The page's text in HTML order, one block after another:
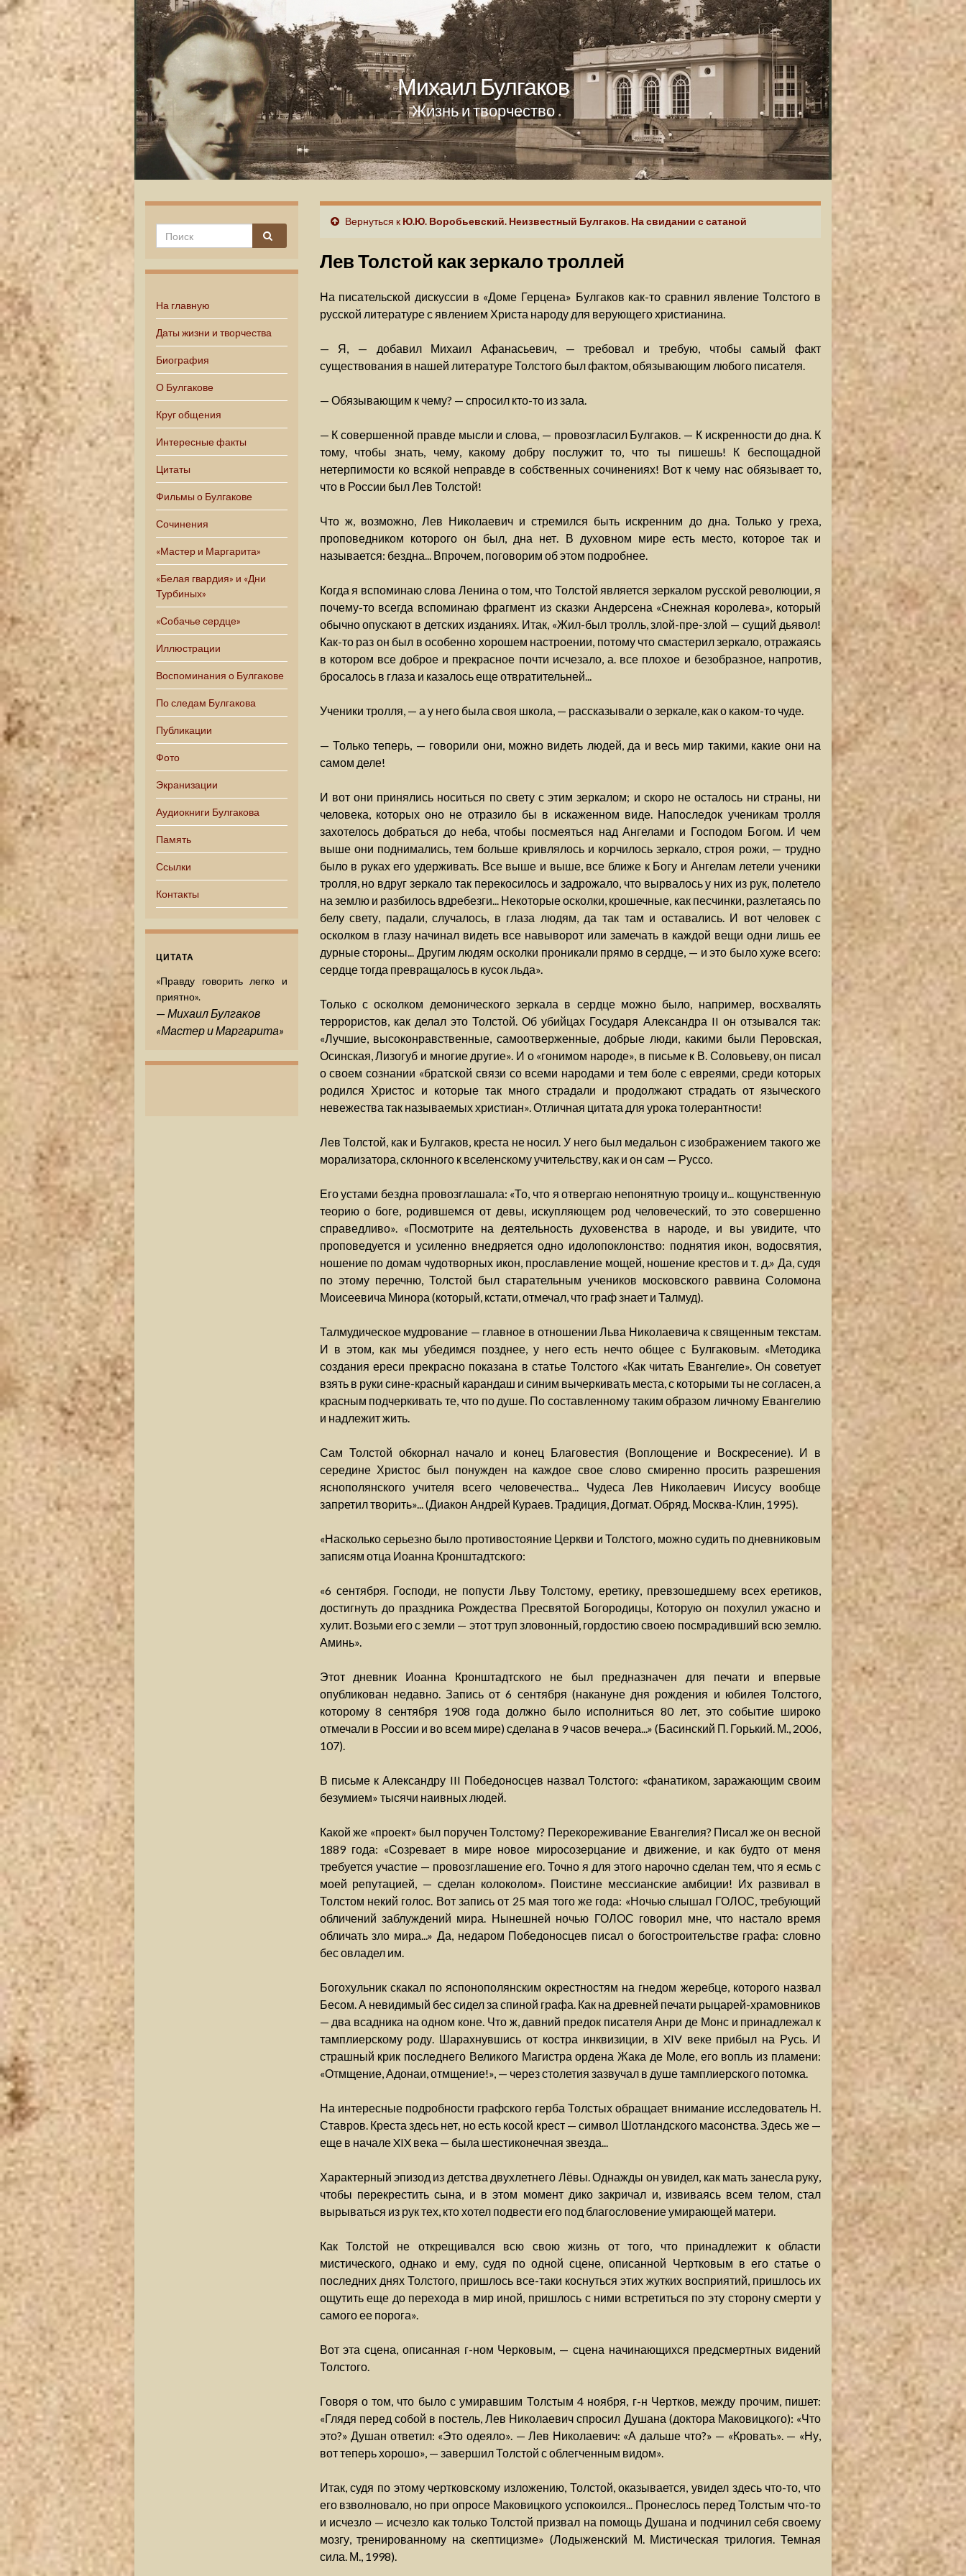
Михаил Булгаков
Жизнь и творчество
На главную
Даты жизни и творчества
Биография
О Булгакове
Круг общения
Интересные факты
Цитаты
Фильмы о Булгакове
Сочинения
«Мастер и Маргарита»
«Белая гвардия» и «Дни
Турбиных»
«Собачье сердце»
Иллюстрации
Воспоминания о Булгакове
По следам Булгакова
Публикации
Фото
Экранизации
Аудиокниги Булгакова
Память
Ссылки
Контакты
ЦИТАТА
«Правду говорить легко и
приятно».
— Михаил Булгаков
«Мастер и Маргарита»
Вернуться к Ю.Ю. Воробьевский. Неизвестный Булгаков. На свидании с сатаной
Лев Толстой как зеркало троллей
На писательской дискуссии в «Доме Герцена» Булгаков как-то сравнил явление Толстого в
русской литературе с явлением Христа народу для верующего христианина.
— Я, — добавил Михаил Афанасьевич, — требовал и требую, чтобы самый факт
существования в нашей литературе Толстого был фактом, обязывающим любого писателя.
— Обязывающим к чему? — спросил кто-то из зала.
— К совершенной правде мысли и слова, — провозгласил Булгаков. — К искренности до дна. К
тому, чтобы знать, чему, какому добру послужит то, что ты пишешь! К беспощадной
нетерпимости ко всякой неправде в собственных сочинениях! Вот к чему нас обязывает то,
что в России был Лев Толстой!
Что ж, возможно, Лев Николаевич и стремился быть искренним до дна. Только у греха,
проповедником которого он был, дна нет. В духовном мире есть место, которое так и
называется: бездна... Впрочем, поговорим об этом подробнее.
Когда я вспоминаю слова Ленина о том, что Толстой является зеркалом русской революции, я
почему-то всегда вспоминаю фрагмент из сказки Андерсена «Снежная королева», который
обычно опускают в детских изданиях. Итак, «Жил-был тролль, злой-пре-злой — сущий дьявол!
Как-то раз он был в особенно хорошем настроении, потому что смастерил зеркало, отражаясь
в котором все доброе и прекрасное почти исчезало, а. все плохое и безобразное, напротив,
бросалось в глаза и казалось еще отвратительней...
Ученики тролля, — а у него была своя школа, — рассказывали о зеркале, как о каком-то чуде.
— Только теперь, — говорили они, можно видеть людей, да и весь мир такими, какие они на
самом деле!
И вот они принялись носиться по свету с этим зеркалом; и скоро не осталось ни страны, ни
человека, которых оно не отразило бы в искаженном виде. Напоследок ученикам тролля
захотелось добраться до неба, чтобы посмеяться над Ангелами и Господом Богом. И чем
выше они поднимались, тем больше кривлялось и корчилось зеркало, строя рожи, — трудно
было в руках его удерживать. Все выше и выше, все ближе к Богу и Ангелам летели ученики
тролля, но вдруг зеркало так перекосилось и задрожало, что вырвалось у них из рук, полетело
на землю и разбилось вдребезги... Некоторые осколки, крошечные, как песчинки, разлетаясь по
белу свету, падали, случалось, в глаза людям, да так там и оставались. И вот человек с
осколком в глазу начинал видеть все навыворот или замечать в каждой вещи одни лишь ее
дурные стороны... Другим людям осколки проникали прямо в сердце, — и это было хуже всего:
сердце тогда превращалось в кусок льда».
Только с осколком демонического зеркала в сердце можно было, например, восхвалять
террористов, как делал это Толстой. Об убийцах Государя Александра II он отзывался так:
«Лучшие, высоконравственные, самоотверженные, добрые люди, какими были Перовская,
Осинская, Лизогуб и многие другие». И о «гонимом народе», в письме к В. Соловьеву, он писал
о своем сознании «братской связи со всеми народами и тем боле с евреями, среди которых
родился Христос и которые так много страдали и продолжают страдать от языческого
невежества так называемых христиан». Отличная цитата для урока толерантности!
Лев Толстой, как и Булгаков, креста не носил. У него был медальон с изображением такого же
морализатора, склонного к вселенскому учительству, как и он сам — Руссо.
Его устами бездна провозглашала: «То, что я отвергаю непонятную троицу и... кощунственную
теорию о боге, родившемся от девы, искупляющем род человеческий, то это совершенно
справедливо». «Посмотрите на деятельность духовенства в народе, и вы увидите, что
проповедуется и усиленно внедряется одно идолопоклонство: поднятия икон, водосвятия,
ношение по домам чудотворных икон, прославление мощей, ношение крестов и т. д.» Да, судя
по этому перечню, Толстой был старательным учеников московского раввина Соломона
Моисеевича Минора (который, кстати, отмечал, что граф знает и Талмуд).
Талмудическое мудрование — главное в отношении Льва Николаевича к священным текстам.
И в этом, как мы убедимся позднее, у него есть нечто общее с Булгаковым. «Методика
создания ереси прекрасно показана в статье Толстого «Как читать Евангелие». Он советует
взять в руки сине-красный карандаш и синим вычеркивать места, с которыми ты не согласен, а
красным подчеркивать те, что по душе. По составленному таким образом личному Евангелию
и надлежит жить.
Сам Толстой обкорнал начало и конец Благовестия (Воплощение и Воскресение). И в
середине Христос был понужден на каждое свое слово смиренно просить разрешения
яснополянского учителя всего человечества... Чудеса Лев Николаевич Иисусу вообще
запретил творить»... (Диакон Андрей Кураев. Традиция, Догмат. Обряд. Москва-Клин, 1995).
«Насколько серьезно было противостояние Церкви и Толстого, можно судить по дневниковым
записям отца Иоанна Кронштадтского:
«6 сентября. Господи, не попусти Льву Толстому, еретику, превзошедшему всех еретиков,
достигнуть до праздника Рождества Пресвятой Богородицы, Которую он похулил ужасно и
хулит. Возьми его с земли — этот труп зловонный, гордостию своею посмрадивший всю землю.
Аминь».
Этот дневник Иоанна Кронштадтского не был предназначен для печати и впервые
опубликован недавно. Запись от 6 сентября (накануне дня рождения и юбилея Толстого,
которому 8 сентября 1908 года должно было исполниться 80 лет, это событие широко
отмечали в России и во всем мире) сделана в 9 часов вечера...» (Басинский П. Горький. М., 2006,
107).
В письме к Александру III Победоносцев назвал Толстого: «фанатиком, заражающим своим
безумием» тысячи наивных людей.
Какой же «проект» был поручен Толстому? Перекореживание Евангелия? Писал же он весной
1889 года: «Созревает в мире новое миросозерцание и движение, и как будто от меня
требуется участие — провозглашение его. Точно я для этого нарочно сделан тем, что я есмь с
моей репутацией, — сделан колоколом». Поистине мессианские амбиции! Их развивал в
Толстом некий голос. Вот запись от 25 мая того же года: «Ночью слышал ГОЛОС, требующий
обличений заблуждений мира. Нынешней ночью ГОЛОС говорил мне, что настало время
обличать зло мира...» Да, недаром Победоносцев писал о богостроительстве графа: словно
бес овладел им.
Богохульник скакал по яспонополянским окрестностям на гнедом жеребце, которого назвал
Бесом. А невидимый бес сидел за спиной графа. Как на древней печати рыцарей-храмовников
— два всадника на одном коне. Что ж, давний предок писателя Анри де Монс и принадлежал к
тамплиерскому роду. Шарахнувшись от костра инквизиции, в XIV веке прибыл на Русь. И
страшный крик последнего Великого Магистра ордена Жака де Моле, его вопль из пламени:
«Отмщение, Адонаи, отмщение!», — через столетия зазвучал в душе тамплиерского потомка.
На интересные подробности графского герба Толстых обращает внимание исследователь Н.
Ставров. Креста здесь нет, но есть косой крест — символ Шотландского масонства. Здесь же —
еще в начале XIX века — была шестиконечная звезда...
Характерный эпизод из детства двухлетнего Лёвы. Однажды он увидел, как мать занесла руку,
чтобы перекрестить сына, и в этом момент дико закричал и, извиваясь всем телом, стал
вырываться из рук тех, кто хотел подвести его под благословение умирающей матери.
Как Толстой не открещивался всю свою жизнь от того, что принадлежит к области
мистического, однако и ему, судя по одной сцене, описанной Чертковым в его статье о
последних днях Толстого, пришлось все-таки коснуться этих жутких восприятий, пришлось их
ощутить еще до перехода в мир иной, пришлось с ними встретиться по эту сторону смерти у
самого ее порога».
Вот эта сцена, описанная г-ном Черковым, — сцена начинающихся предсмертных видений
Толстого.
Говоря о том, что было с умиравшим Толстым 4 ноября, г-н Чертков, между прочим, пишет:
«Глядя перед собой в постель, Лев Николаевич спросил Душана (доктора Маковицкого): «Что
это?» Душан ответил: «Это одеяло». — Лев Николаевич: «А дальше что?» — «Кровать». — «Ну,
вот теперь хорошо», — завершил Толстой с облегченным видом».
Итак, судя по этому чертковскому изложению, Толстой, оказывается, увидел здесь что-то, что
его взволновало, но при опросе Маковицкого успокоился... Пронеслось перед Толстым что-то
и исчезло — исчезло как только Толстой призвал на помощь Душана и подчинил себя своему
мозгу, тренированному на скептицизме» (Лодыженский М. Мистическая трилогия. Темная
сила. М., 1998).